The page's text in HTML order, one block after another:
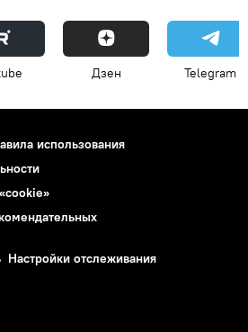
Дзен Telegram
использования
Настройки отслеживания